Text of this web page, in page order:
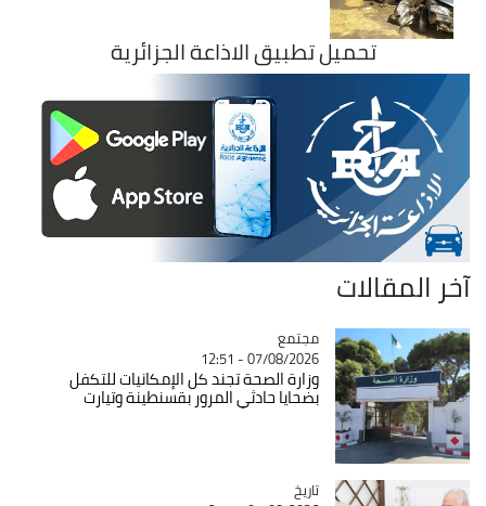
تحميل تطبيق الاذاعة الجزائرية
آخر المقالات
Catégorie
مجتمع
07/08/2026 - 12:51
وزارة الصحة تجند كل الإمكانيات للتكفل
بضحايا حادثي المرور بقسنطينة وتيارت
Catégorie
تاريخ